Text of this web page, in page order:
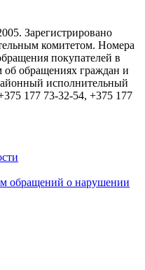
Зарегистрировано
комитетом. Номера
покупателей в
об обращениях граждан и
исполнительный
177 73-32-54, +375 177
обращений о нарушении